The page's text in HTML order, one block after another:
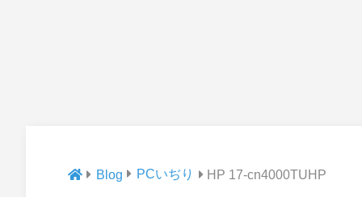
Blog PCいぢり HP 17-cn4000TUHP